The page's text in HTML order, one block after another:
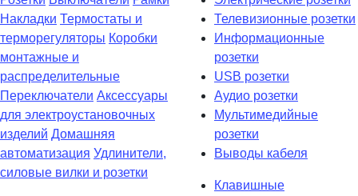
Накладки Термостаты и
терморегуляторы Коробки
монтажные и
распределительные
Переключатели Аксессуары
для электроустановочных
изделий Домашняя
автоматизация Удлинители,
силовые вилки и розетки
Телевизионные розетки
Информационные
розетки
USB розетки
Аудио розетки
Мультимедийные
розетки
Выводы кабеля
Клавишные